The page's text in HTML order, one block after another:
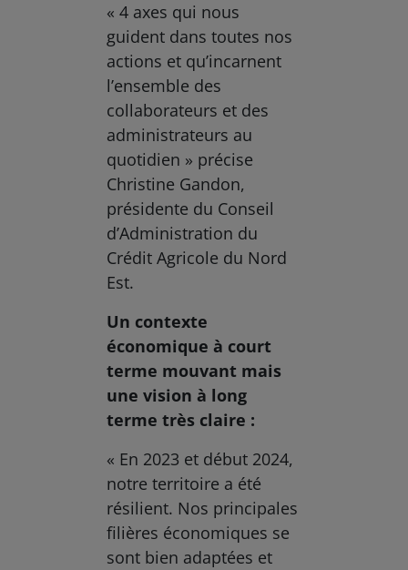
« 4 axes qui nous
guident dans toutes nos
actions et qu’incarnent
l’ensemble des
collaborateurs et des
administrateurs au
quotidien » précise
Christine Gandon,
présidente du Conseil
d’Administration du
Crédit Agricole du Nord
Est.
Un contexte
économique à court
terme mouvant mais
une vision à long
terme très claire :
« En 2023 et début 2024,
notre territoire a été
résilient. Nos principales
filières économiques se
sont bien adaptées et